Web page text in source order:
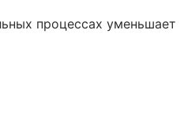
процессах уменьшает